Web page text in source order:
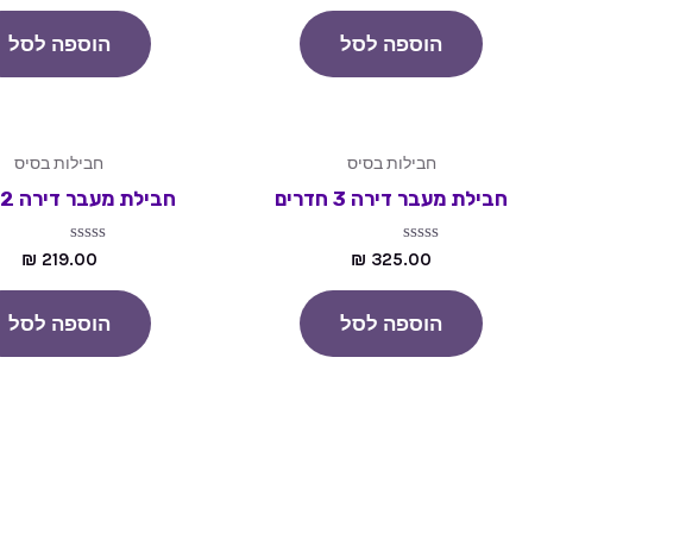
מתוך
הוספה לסל
מתוך
הוספה לסל
חבילות בסיס
חבילת מעבר דירה 3 חדרים
דורג
מתוך
₪ 325.00
הוספה לסל
חבילות בסיס
חבילת מעבר דירה 2 חדרים
דורג
מתוך
₪ 219.00
הוספה לסל